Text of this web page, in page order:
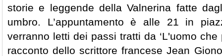
storie e leggende della Valnerina fatte
umbro. L’appuntamento è alle 21 in
verranno letti dei passi tratti da ‘L'uomo
racconto dello scrittore francese Jean